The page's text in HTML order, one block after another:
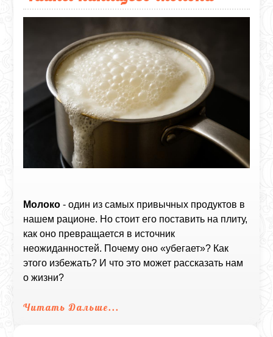
Молоко - один из самых привычных продуктов в
нашем рационе. Но стоит его поставить на плиту,
как оно превращается в источник
неожиданностей. Почему оно «убегает»? Как
этого избежать? И что это может рассказать нам
о жизни?
Читать Дальше...